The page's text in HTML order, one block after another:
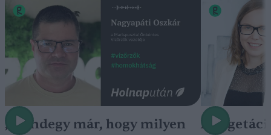
„Mindegy már, hogy milyen
A